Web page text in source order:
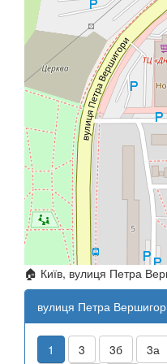
🏠 Київ, вулиця Петра
вулиця Петра
1 3 3б 3а